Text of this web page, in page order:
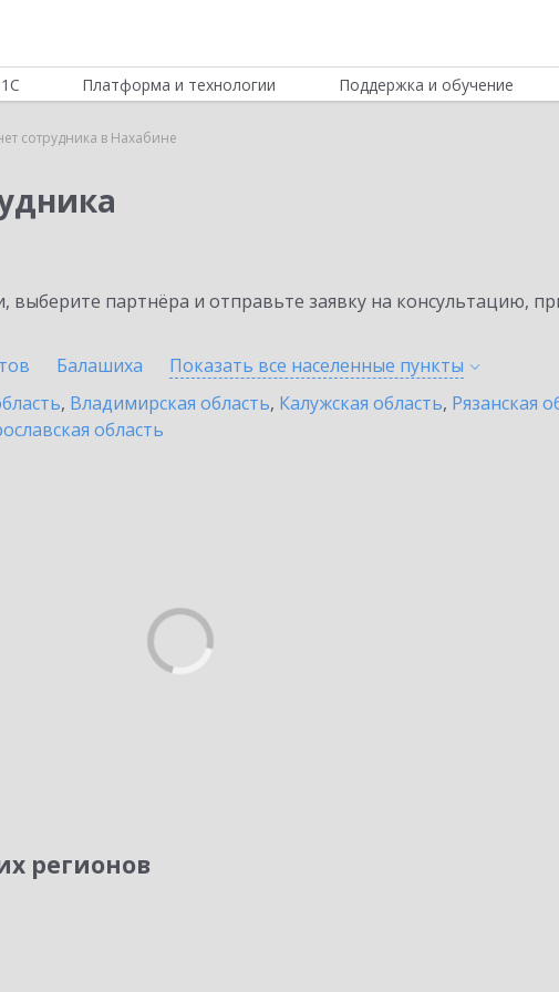
Платформа и технологии Поддержка и обучение
сотрудника в Нахабине
партнёра и отправьте заявку на консультацию,
Балашиха Показать все населенные пункты
, Владимирская область, Калужская область, Рязанская
область
регионов